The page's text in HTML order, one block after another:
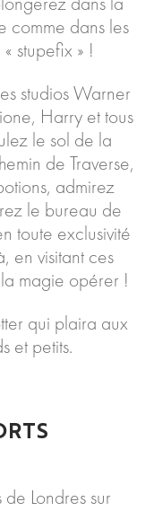
comme dans les
stupefix » !
studios Warner
Harry et tous
le sol de la
de Traverse,
admirez
le bureau de
toute exclusivité
en visitant ces
magie opérer !
qui plaira aux
et petits.
Londres sur